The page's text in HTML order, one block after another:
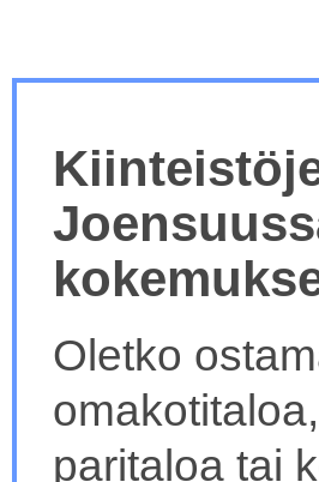
Oletko
paritaloa tai